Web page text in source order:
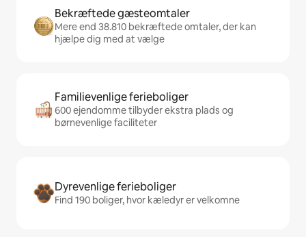
Bekræftede gæsteomtaler
Mere end 38.810 bekræftede omtaler, der kan
hjælpe dig med at vælge
Familievenlige ferieboliger
600 ejendomme tilbyder ekstra plads og
børnevenlige faciliteter
Dyrevenlige ferieboliger
Find 190 boliger, hvor kæledyr er velkomne